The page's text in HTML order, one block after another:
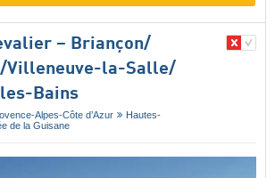
– Briançon/​
​Villeneuve-la-Salle/​
Bains
Alpes-Côte d’Azur
Hautes-
de la Guisane